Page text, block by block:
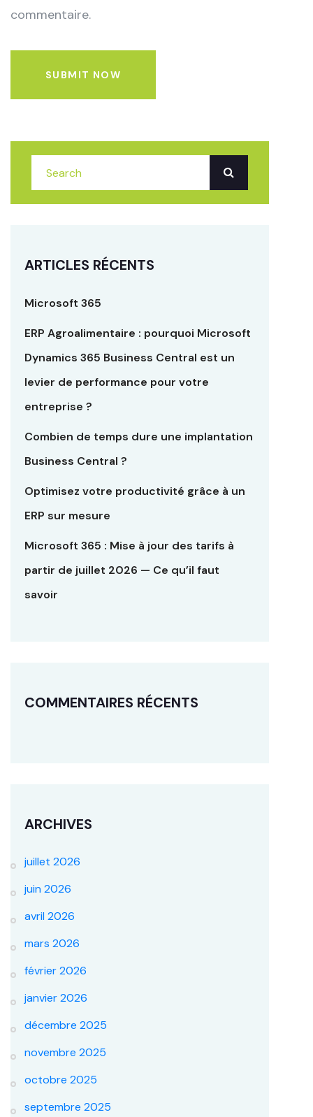
commentaire.
SUBMIT NOW
ARTICLES RÉCENTS
Microsoft 365
ERP Agroalimentaire : pourquoi Microsoft
Dynamics 365 Business Central est un
levier de performance pour votre
entreprise ?
Combien de temps dure une implantation
Business Central ?
Optimisez votre productivité grâce à un
ERP sur mesure
Microsoft 365 : Mise à jour des tarifs à
partir de juillet 2026 — Ce qu’il faut
savoir
COMMENTAIRES RÉCENTS
ARCHIVES
juillet 2026
juin 2026
avril 2026
mars 2026
février 2026
janvier 2026
décembre 2025
novembre 2025
octobre 2025
septembre 2025